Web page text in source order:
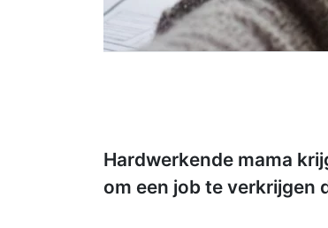
Hardwerkende mama
om een job te verkrijgen